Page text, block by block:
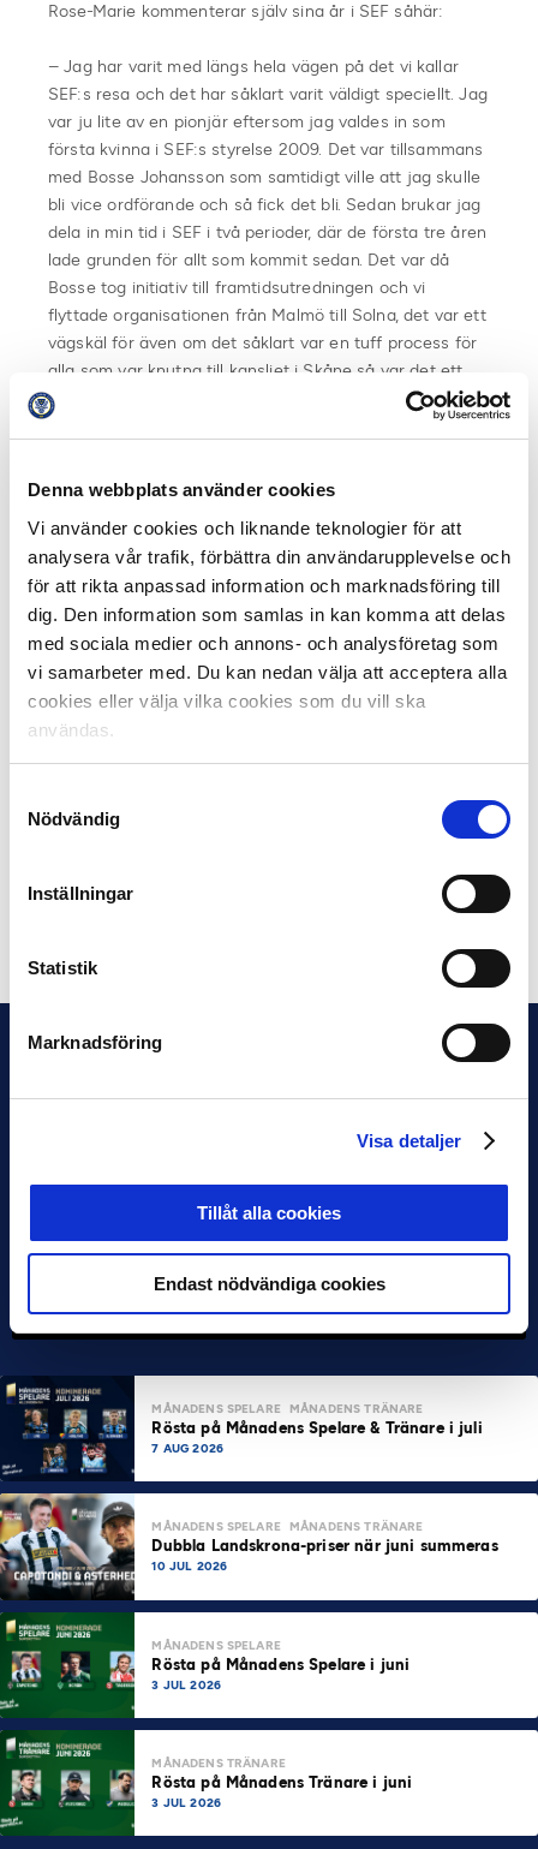
Denna webbplats använder cookies
Vi använder cookies och liknande teknologier för att
analysera vår trafik, förbättra din användarupplevelse och
för att rikta anpassad information och marknadsföring till
dig. Den information som samlas in kan komma att delas
med sociala medier och annons- och analysföretag som
vi samarbeter med. Du kan nedan välja att acceptera alla
cookies eller välja vilka cookies som du vill ska
användas.
Nödvändig
Inställningar
Statistik
Marknadsföring
Visa detaljer
Tillåt alla cookies
Endast nödvändiga cookies
Rose-Marie kommenterar själv sina år i SEF såhär:
– Jag har varit med längs hela vägen på det vi kallar
SEF:s resa och det har såklart varit väldigt speciellt. Jag
var ju lite av en pionjär eftersom jag valdes in som
första kvinna i SEF:s styrelse 2009. Det var tillsammans
med Bosse Johansson som samtidigt ville att jag skulle
bli vice ordförande och så fick det bli. Sedan brukar jag
dela in min tid i SEF i två perioder, där de första tre åren
lade grunden för allt som kommit sedan. Det var då
Bosse tog initiativ till framtidsutredningen och vi
flyttade organisationen från Malmö till Solna, det var ett
vägskäl för även om det såklart var en tuff process för
alla som var knutna till kansliet i Skåne så var det ett
viktigt steg att komma närmare förbundet. Det var även
under denna period Mats Enquist och Lars-Christer
allting med till exempel
Nordens Bästa Liga
energi och resurser så har det hela tiden varit en
fantastisk resa och en sak som står ut är att se hur
samarbetet mellan Allsvenskan och Superettan
utvecklats till en riktig gemenskap med en stor känsla
av samhörighet.
På grund av pandemin tackas Rose-Marie Frebrán av på
lämpligt sätt först i höst, efter säsongens slut. Lämnar
I Svensk Elitfotbolls styrelse ersätts de båda av Anders
Billström, BK Häcken och Mattias Kronvall, Trelleborgs
MÅNADENS SPELARE MÅNADENS TRÄNARE
Rösta på Månadens Spelare & Tränare i juli
7 AUG 2026
MÅNADENS SPELARE MÅNADENS TRÄNARE
Dubbla Landskrona-priser när juni summeras
10 JUL 2026
MÅNADENS SPELARE
Rösta på Månadens Spelare i juni
3 JUL 2026
MÅNADENS TRÄNARE
Rösta på Månadens Tränare i juni
3 JUL 2026